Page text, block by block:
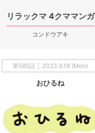
リラックマ 4クママンガ
コンドウアキ
第585話 │ 2023.9.18 (Mon)
おひるね